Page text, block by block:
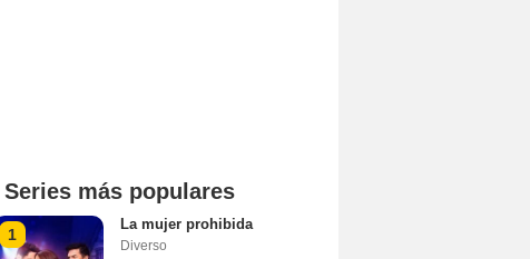
Series más populares
1
La mujer prohibida
Diverso